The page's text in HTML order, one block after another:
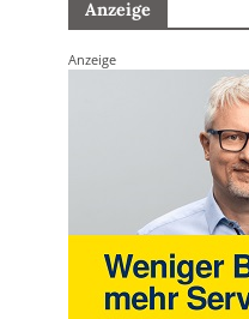
Anzeige
Anzeige